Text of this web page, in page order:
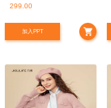
299.00
加入PPT